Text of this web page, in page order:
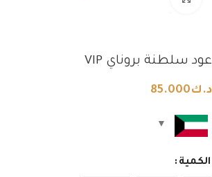
عود سلطنة بروناي VIP
د.ك85.000
الكمية